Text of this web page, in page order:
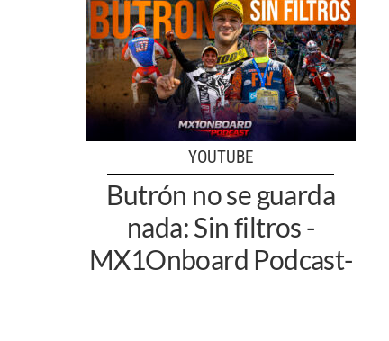
YOUTUBE
Butrón no se guarda
nada: Sin filtros -
MX1Onboard Podcast-